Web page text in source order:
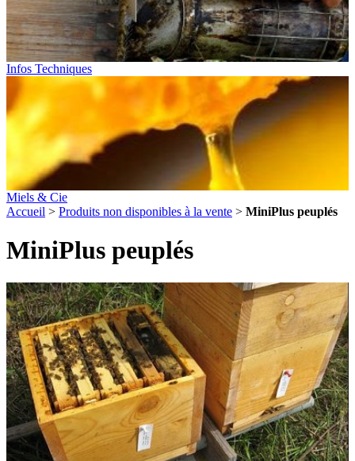
Infos Techniques
Miels & Cie
Accueil > Produits non disponibles à la vente > MiniPlus peuplés
MiniPlus peuplés